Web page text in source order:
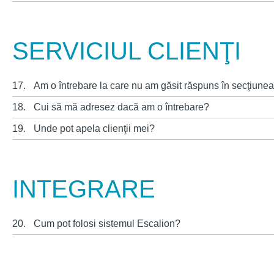
SERVICIUL CLIENŢI
17. Am o întrebare la care nu am găsit răspuns în
18. Cui să mă adresez dacă am o întrebare?
19. Unde pot apela clienţii mei?
INTEGRARE
20. Cum pot folosi sistemul Escalion?